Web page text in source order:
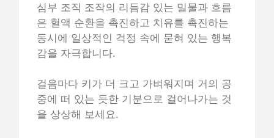
심부 조직 조작의 리듬감 있는 밀물과 흐름
은 혈액 순환을 촉진하고 치유를 촉진하는
동시에 일상적인 걱정 속에 묻혀 있는 행복
감을 자극합니다.
걸음마다 키가 더 크고 가벼워지며 거의 공
중에 떠 있는 듯한 기분으로 걸어나가는 것
을 상상해 보세요.